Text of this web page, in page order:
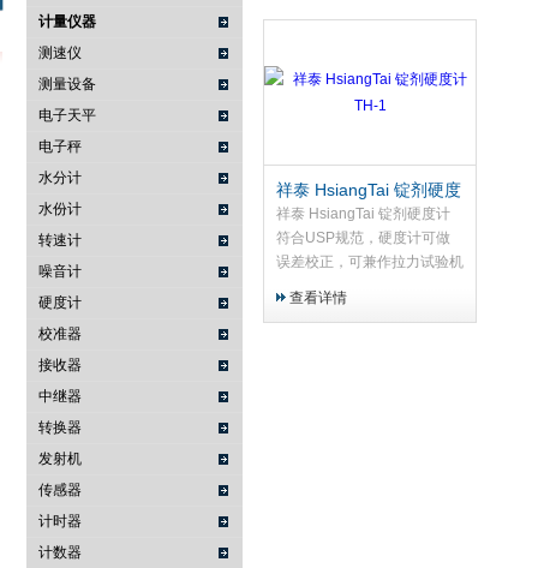
武汉提沃克科技有限公司
计量仪器
测速仪
测量设备
电子天平
电子秤
水分计
水份计
转速计
噪音计
硬度计
校准器
接收器
中继器
转换器
发射机
传感器
计时器
计数器
祥泰 HsiangTai 锭剂硬度
计TH-1
祥泰 HsiangTai 锭剂硬度计
符合USP规范，硬度计可做
误差校正，可兼作拉力试验机
查看详情